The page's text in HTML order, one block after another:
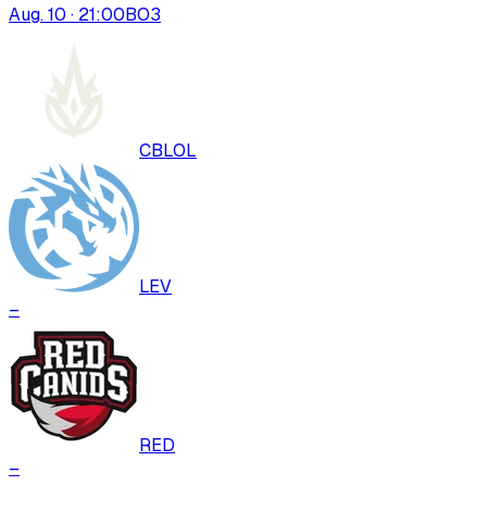
Aug. 10 · 21:00BO3
CBLOL
LEV
–
RED
–